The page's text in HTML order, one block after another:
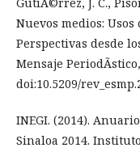
GutiÃ©rrez, J. C.,
Nuevos medios:
Perspectivas desde
Mensaje
doi:10.5209/
INEGI. (2014).
Sinaloa 2014.